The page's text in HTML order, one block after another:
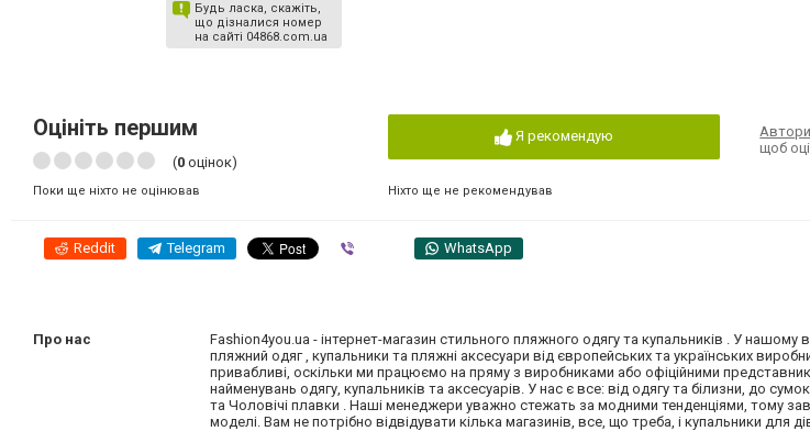
Будь ласка, скажіть,
що дізналися номер
на сайті 04868.com.ua
Оцініть першим
(0 оцінок)
Поки ще ніхто не оцінював
Я рекомендую
Ніхто ще не рекомендував
щоб
Reddit Telegram WhatsApp
Про нас
Fashion4you.ua - інтернет-магазин стильного пляжного одягу та купальників . У нашому
пляжний одяг , купальники та пляжні аксесуари від європейських та українських
привабливі, оскільки ми працюємо на пряму з виробниками або офіційними
найменувань одягу, купальників та аксесуарів. У нас є все: від одягу та білизни, до
та Чоловічі плавки . Наші менеджери уважно стежать за модними тенденціями, тому
моделі. Вам не потрібно відвідувати кілька магазинів, все, що треба, і купальники для